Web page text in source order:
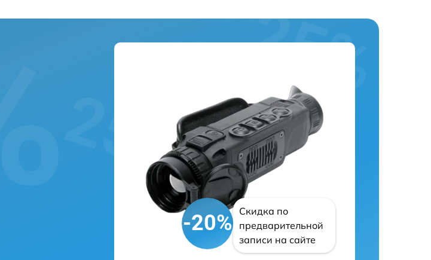
-20%
Скидка по
предварительной
записи на сайте